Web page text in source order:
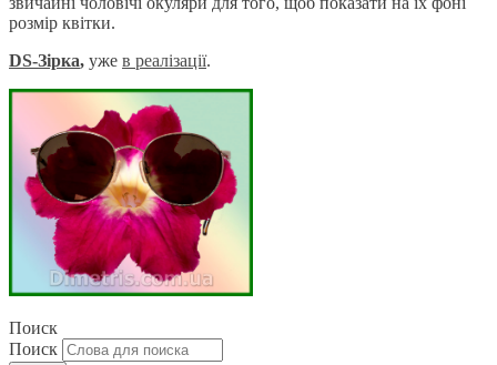
розмір квітки.
DS-Зірка, уже в реалізації.
Поиск
Поиск